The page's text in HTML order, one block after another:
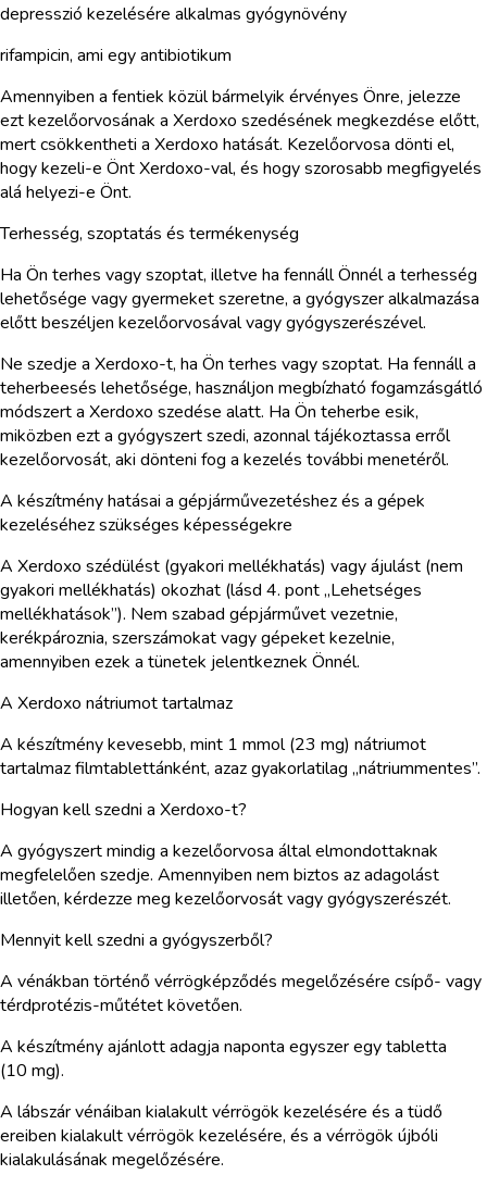
depresszió kezelésére alkalmas gyógynövény
rifampicin, ami egy antibiotikum
Amennyiben a fentiek közül bármelyik érvényes Önre, jelezze
ezt kezelőorvosának a Xerdoxo szedésének megkezdése előtt,
mert csökkentheti a Xerdoxo hatását. Kezelőorvosa dönti el,
hogy kezeli-e Önt Xerdoxo-val, és hogy szorosabb megfigyelés
alá helyezi-e Önt.
Terhesség, szoptatás és termékenység
Ha Ön terhes vagy szoptat, illetve ha fennáll Önnél a terhesség
lehetősége vagy gyermeket szeretne, a gyógyszer alkalmazása
előtt beszéljen kezelőorvosával vagy gyógyszerészével.
Ne szedje a Xerdoxo-t, ha Ön terhes vagy szoptat. Ha fennáll a
teherbeesés lehetősége, használjon megbízható fogamzásgátló
módszert a Xerdoxo szedése alatt. Ha Ön teherbe esik,
miközben ezt a gyógyszert szedi, azonnal tájékoztassa erről
kezelőorvosát, aki dönteni fog a kezelés további menetéről.
A készítmény hatásai a gépjárművezetéshez és a gépek
kezeléséhez szükséges képességekre
A Xerdoxo szédülést (gyakori mellékhatás) vagy ájulást (nem
gyakori mellékhatás) okozhat (lásd 4. pont „Lehetséges
mellékhatások”). Nem szabad gépjárművet vezetnie,
kerékpároznia, szerszámokat vagy gépeket kezelnie,
amennyiben ezek a tünetek jelentkeznek Önnél.
A Xerdoxo nátriumot tartalmaz
A készítmény kevesebb, mint 1 mmol (23 mg) nátriumot
tartalmaz filmtablettánként, azaz gyakorlatilag „nátriummentes”.
Hogyan kell szedni a Xerdoxo-t?
A gyógyszert mindig a kezelőorvosa által elmondottaknak
megfelelően szedje. Amennyiben nem biztos az adagolást
illetően, kérdezze meg kezelőorvosát vagy gyógyszerészét.
Mennyit kell szedni a gyógyszerből?
A vénákban történő vérrögképződés megelőzésére csípő- vagy
térdprotézis-műtétet követően.
A készítmény ajánlott adagja naponta egyszer egy tabletta
(10 mg).
A lábszár vénáiban kialakult vérrögök kezelésére és a tüdő
ereiben kialakult vérrögök kezelésére, és a vérrögök újbóli
kialakulásának megelőzésére.